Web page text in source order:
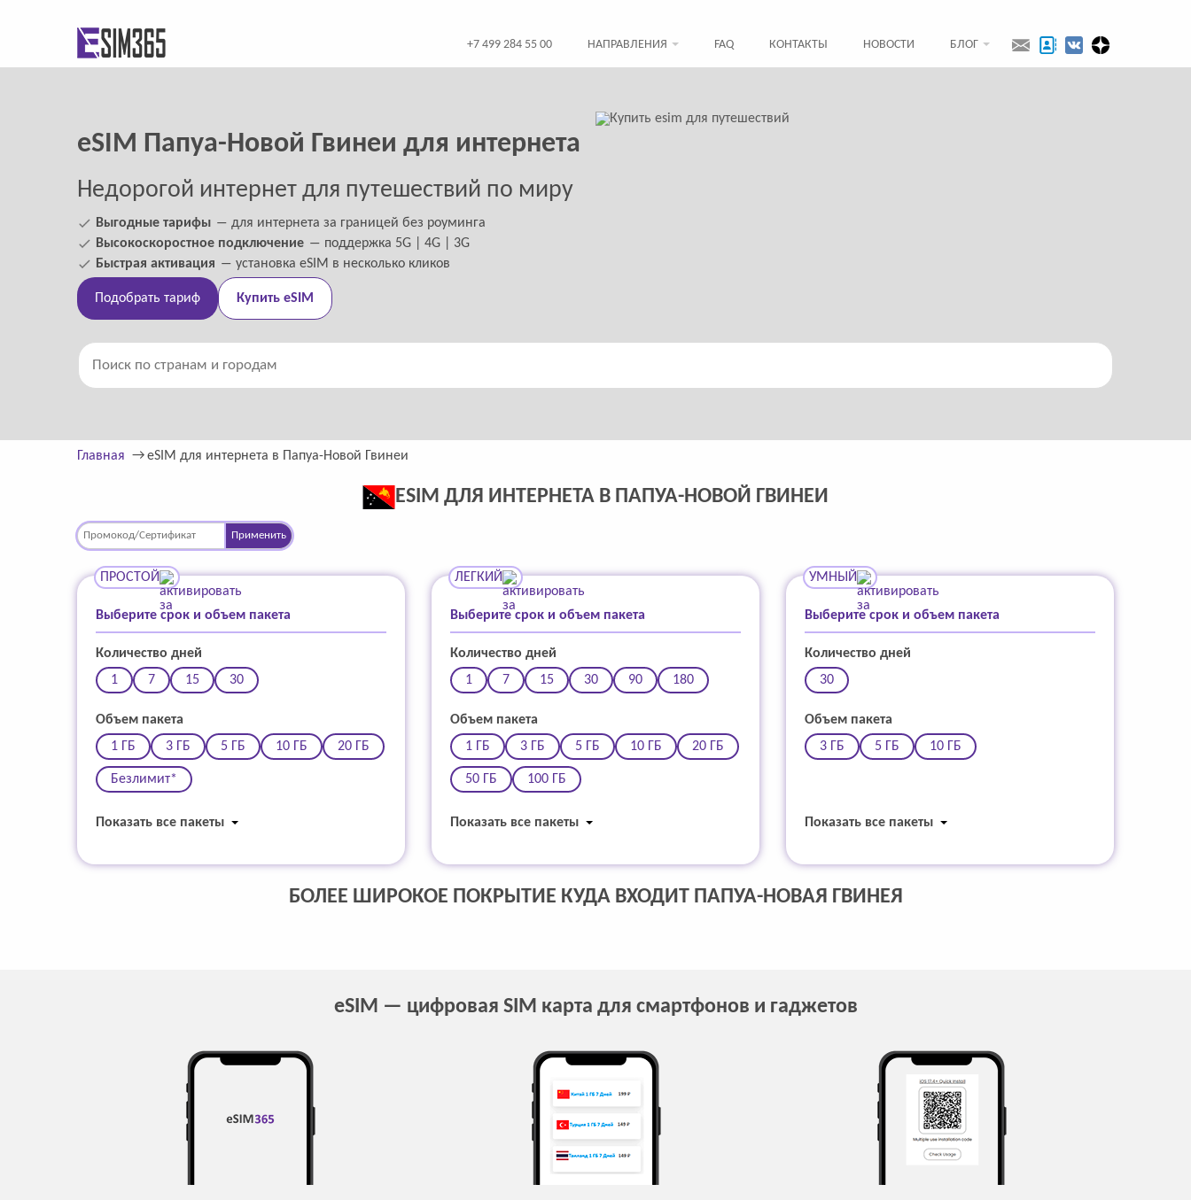
+7 499 284 55 00 НАПРАВЛЕНИЯ FAQ КОНТАКТЫ НОВОСТИ БЛОГ
eSIM Папуа-Новой Гвинеи для интернета
Недорогой интернет для путешествий по миру
Выгодные тарифы ― для интернета за границей без роуминга
Высокоскоростное подключение ― поддержка 5G | 4G | 3G
Быстрая активация ― установка eSIM в несколько кликов
Подобрать тариф Купить eSIM
Главная eSIM для интернета в Папуа-Новой Гвинеи
ESIM ДЛЯ ИНТЕРНЕТА В ПАПУА-НОВОЙ ГВИНЕИ
Применить
ПРОСТОЙ
Выберите срок и объем пакета
Количество дней
1
7 15 30
Объем пакета
1 ГБ
3 ГБ 5 ГБ 10 ГБ 20 ГБ
Безлимит*
Показать все пакеты
ЛЕГКИЙ
Выберите срок и объем пакета
Количество дней
1
7 15 30 90 180
Объем пакета
1 ГБ
3 ГБ 5 ГБ 10 ГБ 20 ГБ
50 ГБ 100 ГБ
Показать все пакеты
УМНЫЙ
Выберите срок и объем пакета
Количество дней
30
Объем пакета
3 ГБ
5 ГБ 10 ГБ
Показать все пакеты
БОЛЕЕ ШИРОКОЕ ПОКРЫТИЕ КУДА ВХОДИТ ПАПУА-НОВАЯ ГВИНЕЯ
eSIM — цифровая SIM карта для смартфонов и гаджетов